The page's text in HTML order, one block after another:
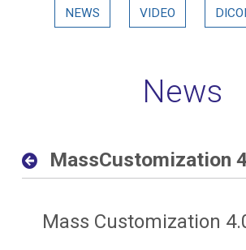
NEWS VIDEO
News
MassCustomization
Mass Customization